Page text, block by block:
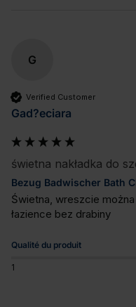
G
Verified Customer
Gad?eciara
świetna nakładka do
Bezug Badwischer Bath
Świetna, wreszcie
łazience bez drabiny
Qualité du produit
1